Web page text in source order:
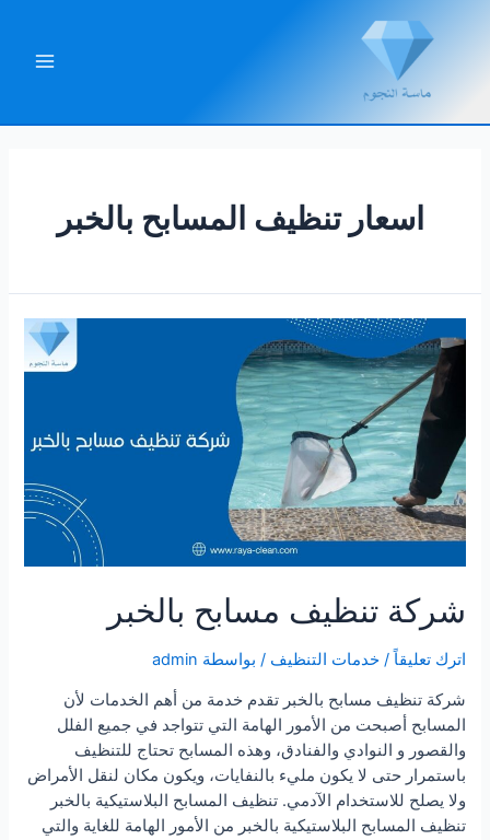
اسعار تنظيف المسابح بالخبر
شركة تنظيف مسابح بالخبر
اترك تعليقاً /خدمات التنظيف / بواسطة admin
شركة تنظيف مسابح بالخبر تقدم خدمة من أهم الخدمات لأن
المسابح أصبحت من الأمور الهامة التي تتواجد في جميع الفلل
والقصور و النوادي والفنادق، وهذه المسابح تحتاج للتنظيف
باستمرار حتى لا يكون مليء بالنفايات، ويكون مكان لنقل الأمراض
ولا يصلح للاستخدام الآدمي. تنظيف المسابح البلاستيكية بالخبر
تنظيف المسابح البلاستيكية بالخبر من الأمور الهامة للغاية والتي